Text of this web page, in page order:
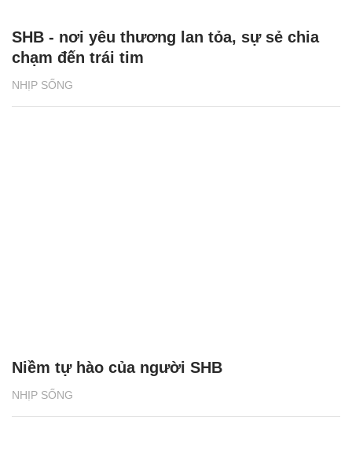
NHỊP SỐNG
SHB - nơi yêu thương lan tỏa, sự sẻ chia
chạm đến trái tim
NHỊP SỐNG
Niềm tự hào của người SHB